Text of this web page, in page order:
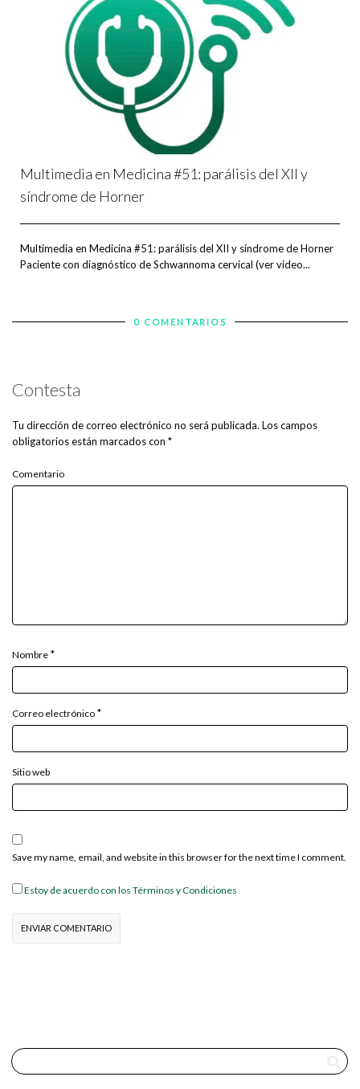
Multimedia en Medicina #51: parálisis del XII y
síndrome de Horner
Multimedia en Medicina #51: parálisis del XII y síndrome de Horner
Paciente con diagnóstico de Schwannoma cervical (ver video...
0 COMENTARIOS
Contesta
Tu dirección de correo electrónico no será publicada. Los campos
obligatorios están marcados con *
Comentario
Nombre *
Correo electrónico *
Sitio web
Save my name, email, and website in this browser for the next time I comment.
Estoy de acuerdo con los Términos y Condiciones